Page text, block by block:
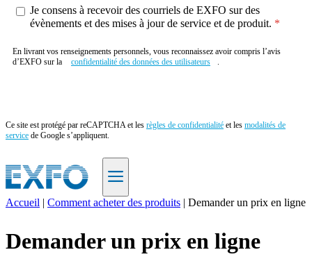
Je consens à recevoir des courriels de EXFO sur des
évènements et des mises à jour de service et de produit.
En livrant vos renseignements personnels, vous reconnaissez avoir compris l’avis
d’EXFO sur la
confidentialité des données des utilisateurs .
Ce site est protégé par reCAPTCHA et les règles de confidentialité et les modalités de
service de Google s’appliquent.
Produits
Accueil | Comment acheter des produits | Demander un prix en ligne
Demander un prix en ligne